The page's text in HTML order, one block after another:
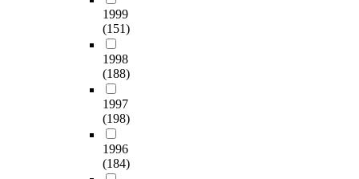
1999
(151)
1998
(188)
1997
(198)
1996
(184)